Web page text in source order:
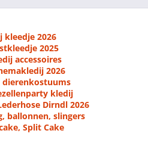
kleedje 2026
2025
accessoires
2026
dierenkostuums
kledij
Dirndl 2026
ballonnen, slingers
Split Cake